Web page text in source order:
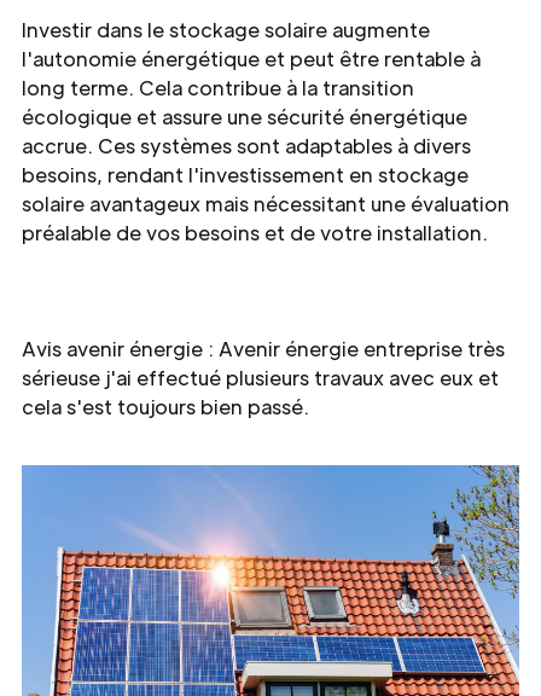
Investir dans le stockage solaire augmente
l'autonomie énergétique et peut être rentable à
long terme. Cela contribue à la transition
écologique et assure une sécurité énergétique
accrue. Ces systèmes sont adaptables à divers
besoins, rendant l'investissement en stockage
solaire avantageux mais nécessitant une évaluation
préalable de vos besoins et de votre installation.
Avis avenir énergie : Avenir énergie entreprise très
sérieuse j'ai effectué plusieurs travaux avec eux et
cela s'est toujours bien passé.